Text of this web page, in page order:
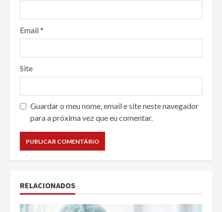
Email*
Site
Guardar o meu nome, email e site neste navegador
para a próxima vez que eu comentar.
RELACIONADOS